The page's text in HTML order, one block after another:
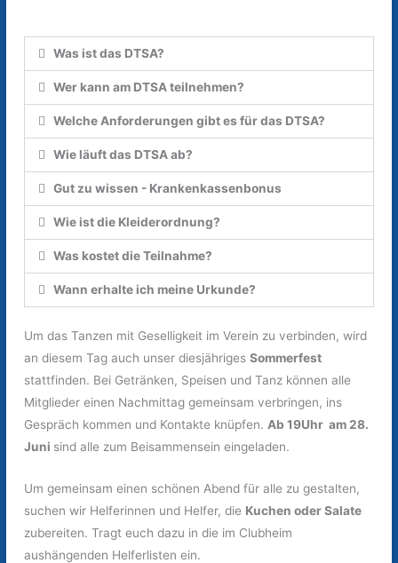
Was ist das DTSA?
Wer kann am DTSA teilnehmen?
Welche Anforderungen gibt es für das DTSA?
Wie läuft das DTSA ab?
Gut zu wissen - Krankenkassenbonus
Wie ist die Kleiderordnung?
Was kostet die Teilnahme?
Wann erhalte ich meine Urkunde?
Um das Tanzen mit Geselligkeit im Verein zu verbinden, wird
an diesem Tag auch unser diesjährigesSommerfest
stattfinden. Bei Getränken, Speisen und Tanz können alle
Mitglieder einen Nachmittag gemeinsam verbringen, ins
Gespräch kommen und Kontakte knüpfen. Ab 19Uhr am 28.
Juni sind alle zum Beisammensein eingeladen.
Um gemeinsam einen schönen Abend für alle zu gestalten,
suchen wir Helferinnen und Helfer, die Kuchen oder Salate
zubereiten. Tragt euch dazu in die im Clubheim
aushängenden Helferlisten ein.